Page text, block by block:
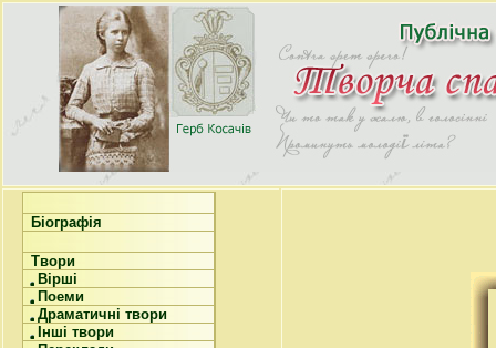
Біографія
Твори
Вірші
Поеми
Драматичні твори
Інші твори